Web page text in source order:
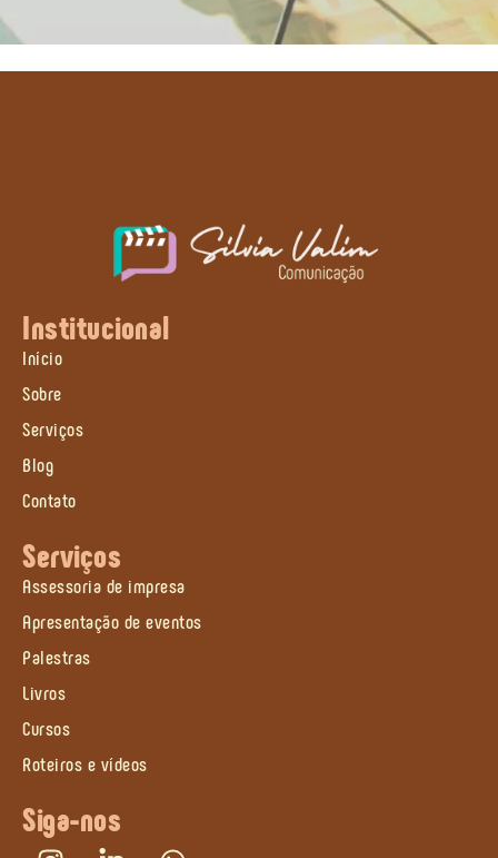
Institucional
Início
Sobre
Serviços
Blog
Contato
Serviços
Assessoria de impresa
Apresentação de eventos
Palestras
Livros
Cursos
Roteiros e vídeos
Siga-nos